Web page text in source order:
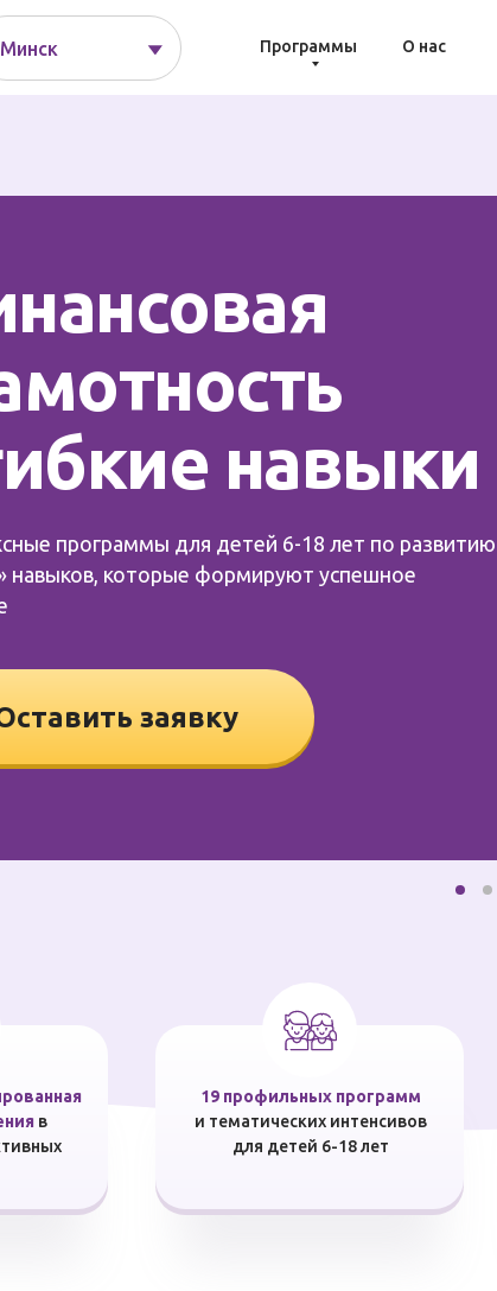
Минск⠀⠀⠀⠀⠀⠀⠀
заявку
программы для детей 6-18 лет по развитию
навыков, которые формируют успешное
Программы О нас
навыки
в
19 профильных программ
и тематических интенсивов
для детей 6-18 лет